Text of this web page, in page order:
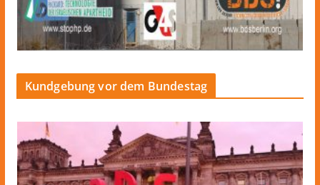
Kundgebung vor dem Bundestag